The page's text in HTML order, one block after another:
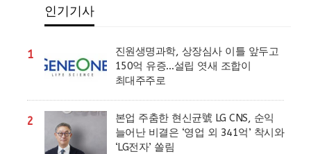
인기기사
1
진원생명과학, 상장심사 이틀 앞두고
150억 유증…설립 엿새 조합이
최대주주로
2
본업 주춤한 현신균號 LG CNS, 순익
늘어난 비결은 ‘영업 외 341억’ 착시와
‘LG전자’ 쏠림